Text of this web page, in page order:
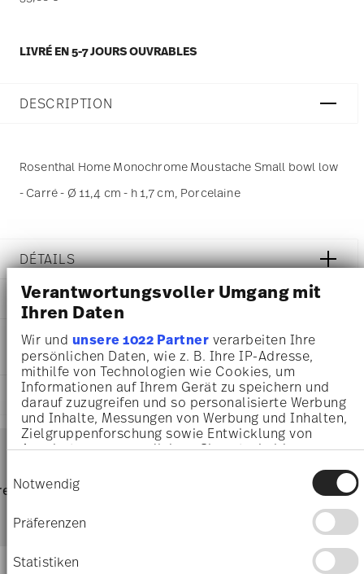
Verantwortungsvoller Umgang mit
Ihren Daten
Wir und unsere 1022 Partnerverarbeiten Ihre
persönlichen Daten, wie z. B. Ihre IP-Adresse,
mithilfe von Technologien wie Cookies, um
Informationen auf Ihrem Gerät zu speichern und
darauf zuzugreifen und so personalisierte Werbung
und Inhalte, Messungen von Werbung und Inhalten,
Zielgruppenforschung sowie Entwicklung von
Angeboten zu ermöglichen. Sie entscheiden
Sie können Ihre Einwilligung jederzeit über die
Cookie-Erklärung oder durch Klicken auf das
Privacy Trigger Symbol ändern oder widerrufen
Informationen über Ihre geografische Lage
Notwendig
Präferenzen
Statistiken
LIVRÉ EN 5-7 JOURS OUVRABLES
DESCRIPTION
Rosenthal Home Monochrome Moustache Small bowl low
- Carré - Ø 11,4 cm - h 1,7 cm, Porcelaine
DÉTAILS
Rosenthal
Home
Monochrome
Porcelaine
Monochrome
11940-426463-15253
4012438593753
DE
2026
Carré
DIMENSIONS
11,40 cm
11,40 cm
1,70 cm
140 gr
14,50 cm
14,50 cm
3,60 cm
INSTRUCTIONS D'ENTRETIEN ET DE
SÉCURITÉ
Résistance au lave-vaisselle
EXPÉDITION ET RETOURS
Footer
Services